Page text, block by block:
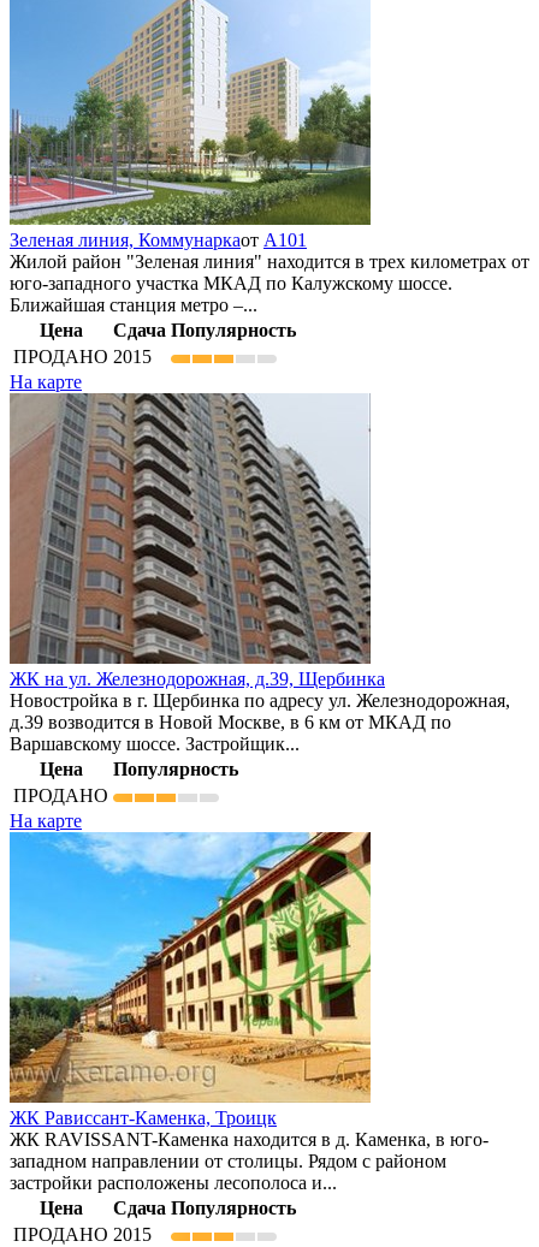
Зеленая линия, Коммунаркаот А101
Жилой район "Зеленая линия" находится в трех километрах от
юго-западного участка МКАД по Калужскому шоссе.
Ближайшая станция метро –...
Цена
Сдача Популярность
ПРОДАНО 2015
На карте
ЖК на ул. Железнодорожная, д.39, Щербинка
Новостройка в г. Щербинка по адресу ул. Железнодорожная,
д.39 возводится в Новой Москве, в 6 км от МКАД по
Варшавскому шоссе. Застройщик...
Цена
Популярность
ПРОДАНО
На карте
ЖК Рависсант-Каменка, Троицк
ЖК RAVISSANT-Каменка находится в д. Каменка, в юго-
западном направлении от столицы. Рядом с районом
застройки расположены лесополоса и...
Цена
Сдача Популярность
ПРОДАНО 2015